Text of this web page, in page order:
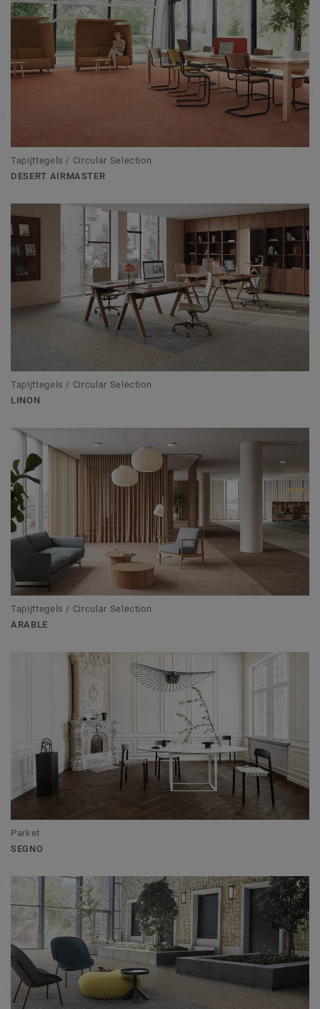
Tapijttegels / Circular Selection
DESERT AIRMASTER
Tapijttegels / Circular Selection
LINON
Tapijttegels / Circular Selection
ARABLE
Parket
SEGNO